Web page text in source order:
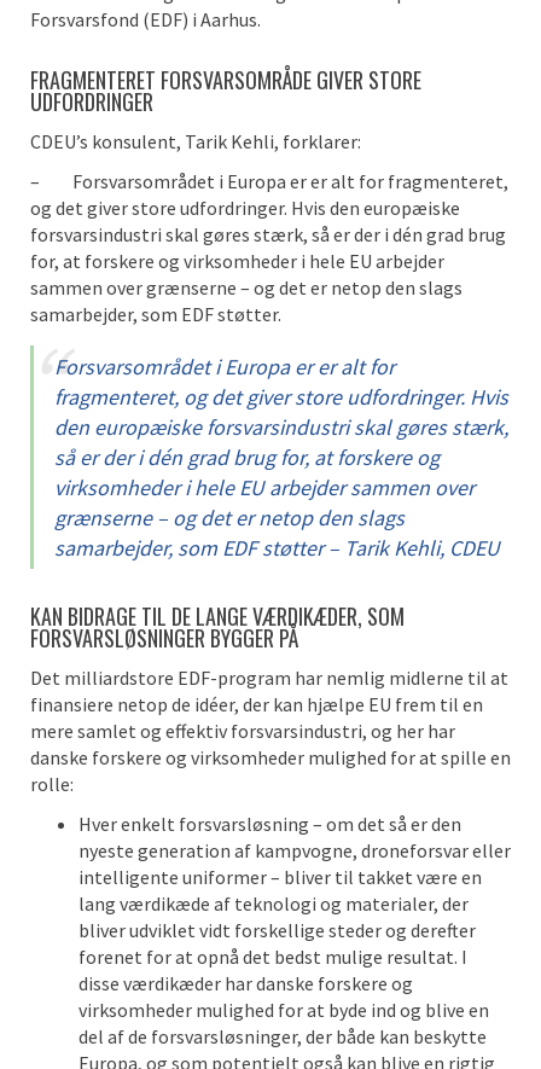
Forsvarsfond (EDF) i Aarhus.
FRAGMENTERET FORSVARSOMRÅDE GIVER STORE
UDFORDRINGER
CDEU’s konsulent, Tarik Kehli, forklarer:
– Forsvarsområdet i Europa er er alt for fragmenteret,
og det giver store udfordringer. Hvis den europæiske
forsvarsindustri skal gøres stærk, så er der i dén grad brug
for, at forskere og virksomheder i hele EU arbejder
sammen over grænserne – og det er netop den slags
samarbejder, som EDF støtter.
Forsvarsområdet i Europa er er alt for
fragmenteret, og det giver store udfordringer. Hvis
den europæiske forsvarsindustri skal gøres stærk,
så er der i dén grad brug for, at forskere og
virksomheder i hele EU arbejder sammen over
grænserne – og det er netop den slags
samarbejder, som EDF støtter – Tarik Kehli, CDEU
KAN BIDRAGE TIL DE LANGE VÆRDIKÆDER, SOM
FORSVARSLØSNINGER BYGGER PÅ
Det milliardstore EDF-program har nemlig midlerne til at
finansiere netop de idéer, der kan hjælpe EU frem til en
mere samlet og effektiv forsvarsindustri, og her har
danske forskere og virksomheder mulighed for at spille en
rolle:
Hver enkelt forsvarsløsning – om det så er den
nyeste generation af kampvogne, droneforsvar eller
intelligente uniformer – bliver til takket være en
lang værdikæde af teknologi og materialer, der
bliver udviklet vidt forskellige steder og derefter
forenet for at opnå det bedst mulige resultat. I
disse værdikæder har danske forskere og
virksomheder mulighed for at byde ind og blive en
del af de forsvarsløsninger, der både kan beskytte
Europa, og som potentielt også kan blive en rigtig